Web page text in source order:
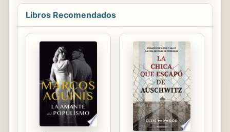
amigos,...
tres meses causada por una fractura
de fémur. * * * Casi todo lo que
leíste es mentira. Archer Fairfax no
se había fracturado. Ni siquiera había
pisado Eton. Su nombre no era
Archer Fairfax. Y él no era, de
hecho, siquiera un varón. Esta es la
historia de una chica que engañó a
miles de...
Libros Recomendados